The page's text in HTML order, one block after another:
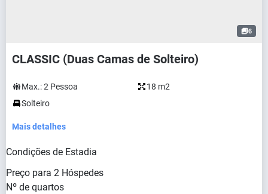
6
CLASSIC (Duas Camas de Solteiro)
Max.:2 Pessoa
18 m2
Solteiro
Mais detalhes
Condições de Estadia
Preço para 2 Hóspedes
Nº de quartos